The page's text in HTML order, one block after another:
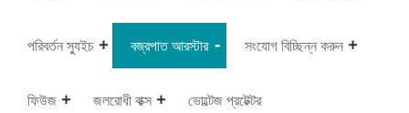
পরিবর্তন স্যুইচ বজ্রপাত আরস্টার সংযোগ বিচ্ছিন্ন করুন
ফিউজ জলরোধী বাক্স ভোল্টেজ প্রটেক্টর